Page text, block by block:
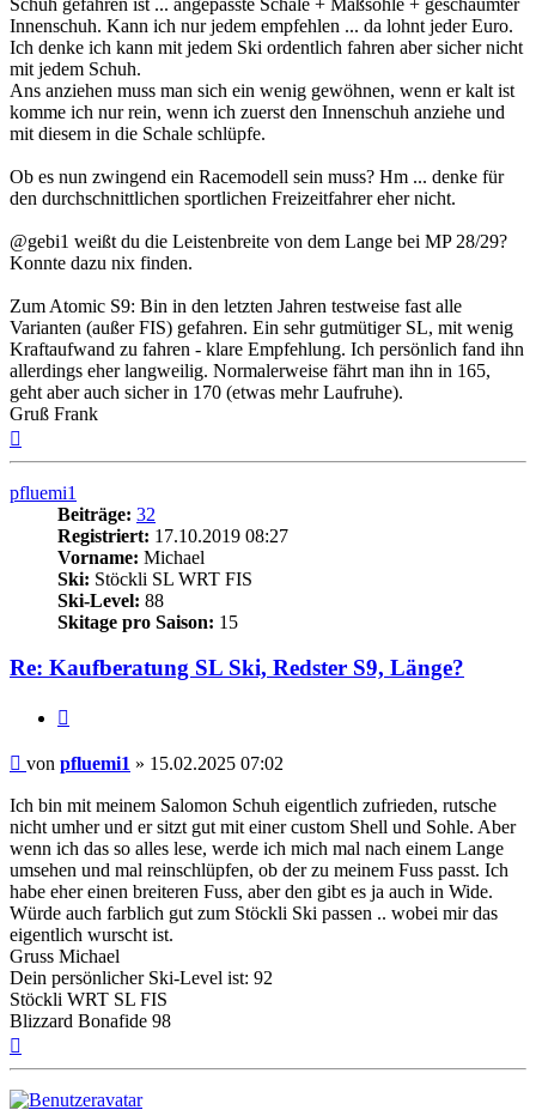
Innenschuh. Kann ich nur jedem empfehlen ... da lohnt jeder Euro.
Ich denke ich kann mit jedem Ski ordentlich fahren aber sicher nicht
mit jedem Schuh.
Ans anziehen muss man sich ein wenig gewöhnen, wenn er kalt ist
komme ich nur rein, wenn ich zuerst den Innenschuh anziehe und
mit diesem in die Schale schlüpfe.
Ob es nun zwingend ein Racemodell sein muss? Hm ... denke für
den durchschnittlichen sportlichen Freizeitfahrer eher nicht.
@gebi1 weißt du die Leistenbreite von dem Lange bei MP 28/29?
Konnte dazu nix finden.
Zum Atomic S9: Bin in den letzten Jahren testweise fast alle
Varianten (außer FIS) gefahren. Ein sehr gutmütiger SL, mit wenig
Kraftaufwand zu fahren - klare Empfehlung. Ich persönlich fand ihn
allerdings eher langweilig. Normalerweise fährt man ihn in 165,
geht aber auch sicher in 170 (etwas mehr Laufruhe).
Gruß Frank
pfluemi1
Beiträge: 32
Registriert: 17.10.2019 08:27
Vorname: Michael
Ski: Stöckli SL WRT FIS
Ski-Level: 88
Skitage pro Saison: 15
Re: Kaufberatung SL Ski, Redster S9, Länge?
Beitrag
von pfluemi1 » 15.02.2025 07:02
Ich bin mit meinem Salomon Schuh eigentlich zufrieden, rutsche
nicht umher und er sitzt gut mit einer custom Shell und Sohle. Aber
wenn ich das so alles lese, werde ich mich mal nach einem Lange
umsehen und mal reinschlüpfen, ob der zu meinem Fuss passt. Ich
habe eher einen breiteren Fuss, aber den gibt es ja auch in Wide.
Würde auch farblich gut zum Stöckli Ski passen .. wobei mir das
eigentlich wurscht ist.
Gruss Michael
Dein persönlicher Ski-Level ist: 92
Stöckli WRT SL FIS
Blizzard Bonafide 98